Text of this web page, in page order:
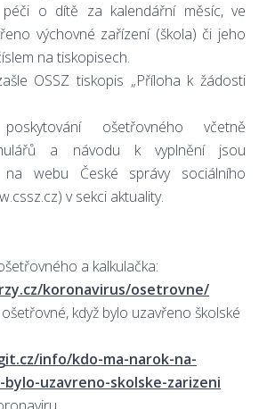
o dítě za kalendářní měsíc, ve
výchovné zařízení (škola) či jeho
na tiskopisech.
OSSZ tiskopis „Příloha k žádosti
ošetřovného včetně
a návodu k vyplnění jsou
na webu České správy sociálního
v sekci aktuality.
a kalkulačka:
koronavirus/osetrovne/
když bylo uzavřeno školské
info/kdo-ma-narok-na-
uzavreno-skolske-zarizeni